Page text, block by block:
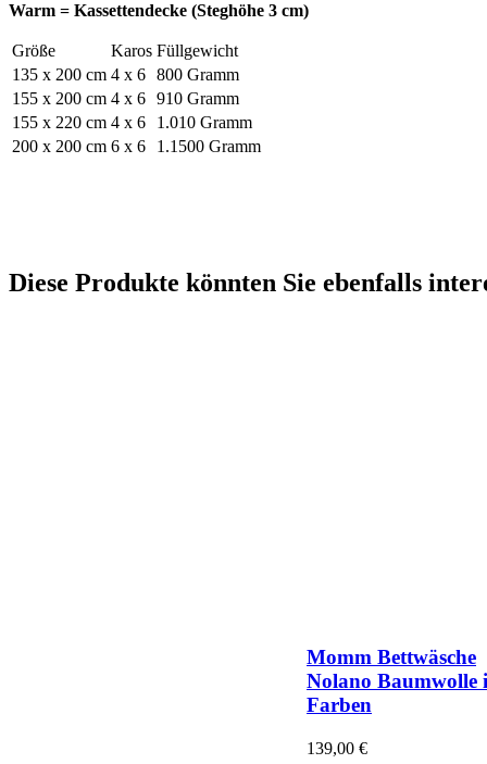
Warm = Kassettendecke (Steghöhe 3 cm)
Größe Karos Füllgewicht
135 x 200 cm 4 x 6 800 Gramm
155 x 200 cm 4 x 6 910 Gramm
155 x 220 cm 4 x 6
1.010 Gramm
200 x 200 cm 6 x 6 1.1500 Gramm
Diese Produkte könnten Sie ebenfalls
Momm Bettwäsche
Nolano Baumwolle
Farben
139,00 €